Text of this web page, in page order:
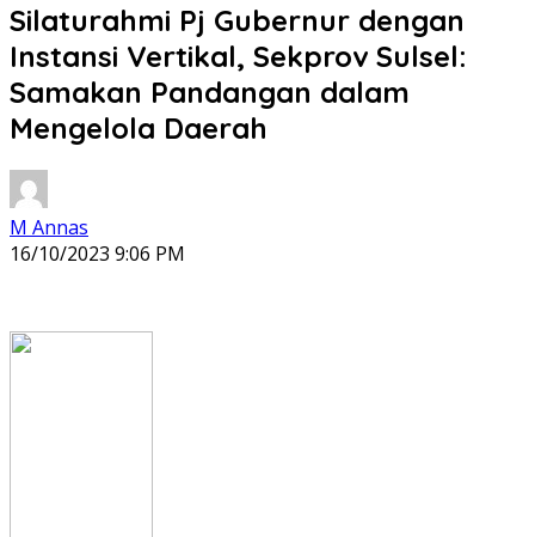
Silaturahmi Pj Gubernur dengan
Instansi Vertikal, Sekprov Sulsel:
Samakan Pandangan dalam
Mengelola Daerah
M Annas
16/10/2023 9:06 PM